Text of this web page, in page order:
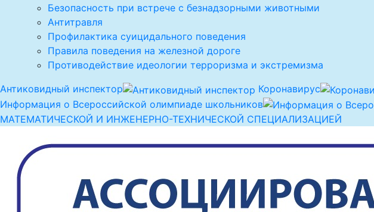
Безопасность при встрече с безнадзорными животными
Антитравля
Профилактика суицидального поведения
Правила поведения на железной дороге
Противодействие идеологии терроризма и экстремизма
Антиковидный инспектор
Коронавирус
Информация о Всероссийской олимпиаде школьников
МАТЕМАТИЧЕСКОЙ И ИНЖЕНЕРНО-ТЕХНИЧЕСКОЙ СПЕЦИАЛИЗАЦИЕЙ